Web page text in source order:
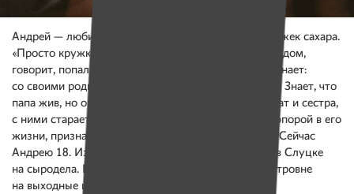
Андрей — любитель сладкого. В чай кладет семь ложек сахара.
«Просто кружка большая», — смеется он. В детский дом,
говорит, попал сразу после рождения. Почему, не знает:
со своими родителями вообще никогда не общался. Знает, что
папа жив, но они не видятся. Мама умерла. Есть брат и сестра,
с ними старается поддерживать связь, но главной опорой в его
жизни, признается парень, стала Галина Петровна. Сейчас
Андрею 18. Из интерната уже выпустился, учится в Слуцке
на сыродела. По-прежнему приезжает к Галине Петровне
на выходные и каникулы.